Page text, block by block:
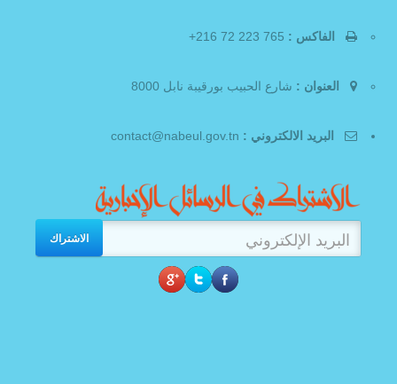
الفاكس :
العنوان : شارع الحبيب بورقيبة نابل 8000
البريد الالكتروني :
الاشتراك